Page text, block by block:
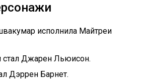
исполнила Майтреи
стал Джарен Льюисон.
Дэррен Барнет.